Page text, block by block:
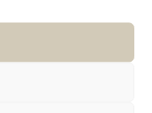
100% portuguese
- 385 m / 100 g -
Color (Undyed
g. (2) Mohair: